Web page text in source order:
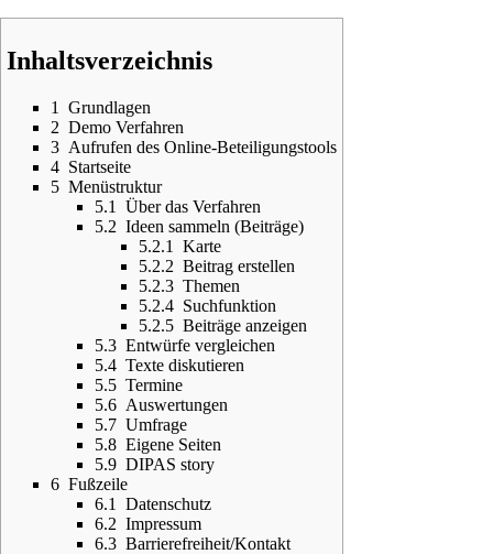
Inhaltsverzeichnis
1
Grundlagen
2 Demo Verfahren
3 Aufrufen des Online-Beteiligungstools
4 Startseite
5 Menüstruktur
5.1
Über das Verfahren
5.2 Ideen sammeln (Beiträge)
5.2.1
Karte
5.2.2 Beitrag erstellen
5.2.3 Themen
5.2.4 Suchfunktion
5.2.5 Beiträge anzeigen
5.3 Entwürfe vergleichen
5.4 Texte diskutieren
5.5 Termine
5.6 Auswertungen
5.7 Umfrage
5.8 Eigene Seiten
5.9 DIPAS story
6 Fußzeile
6.1
Datenschutz
6.2 Impressum
6.3 Barrierefreiheit/Kontakt